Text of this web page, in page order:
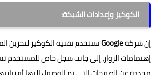
الكوكيز وإعدادات الشبكة:
إن شركةGoogleتستخدم تقنية الكوكيز لتخزين
إهتمامات الزوار، إلى جانب سجل خاص